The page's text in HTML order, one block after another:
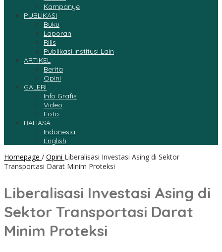
Kampanye
PUBLIKASI
Buku
Laporan
Rilis
Publikasi Institusi Lain
ARTIKEL
Berita
Opini
GALERI
Info Grafis
Video
Foto
BAHASA
Indonesia
English
Homepage / Opini Liberalisasi Investasi Asing di Sektor
Transportasi Darat Minim Proteksi
Liberalisasi Investasi Asing di
Sektor Transportasi Darat
Minim Proteksi